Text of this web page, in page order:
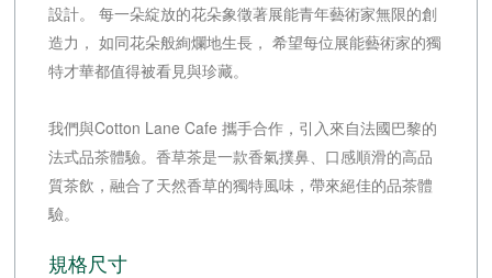
設計。 每一朵綻放的花朵象徵著展能青年藝術家無限的創
造力， 如同花朵般絢爛地生長， 希望每位展能藝術家的獨
特才華都值得被看見與珍藏。
我們與Cotton Lane Cafe 攜手合作，引入來自法國巴黎的
法式品茶體驗。香草茶是一款香氣撲鼻、口感順滑的高品
質茶飲，融合了天然香草的獨特風味，帶來絕佳的品茶體
驗。
規格尺寸